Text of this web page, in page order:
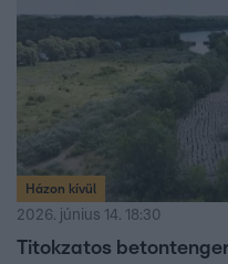
Házon kívül
2026. június 14. 18:30
Titokzatos